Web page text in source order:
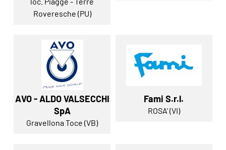
Roveresche (PU)
AVO - ALDO VALSECCHI
SpA
Gravellona Toce (VB)
Fami S.r.l.
ROSA’ (VI)